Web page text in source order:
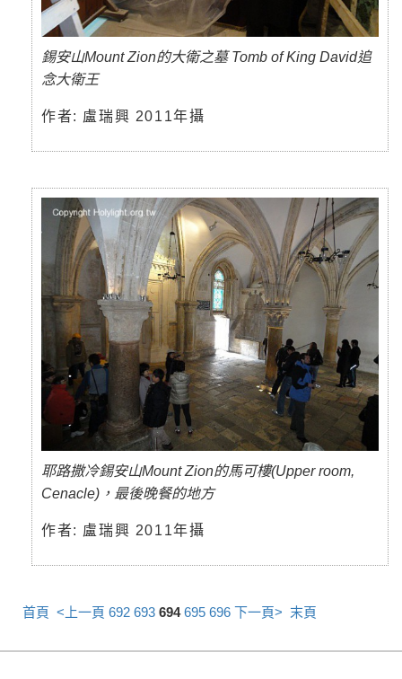
錫安山Mount Zion的大衛之墓 Tomb of King David追
念大衛王
作者: 盧瑞興 2011年攝
耶路撒冷錫安山Mount Zion的馬可樓(Upper room,
Cenacle)，最後晚餐的地方
作者: 盧瑞興 2011年攝
首頁 <上一頁 692 693 694 695 696 下一頁> 末頁